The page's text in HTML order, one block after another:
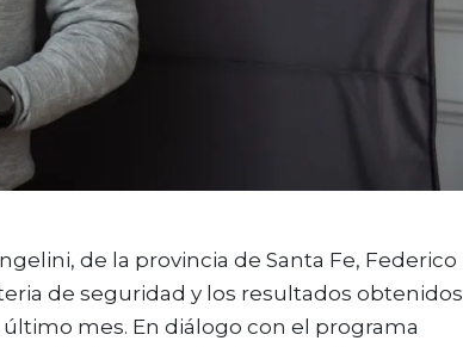
de la provincia de Santa Fe, Federico
de seguridad y los resultados obtenidos
mes. En diálogo con el programa